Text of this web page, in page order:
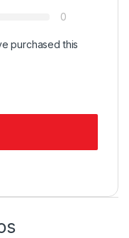
0
purchased this